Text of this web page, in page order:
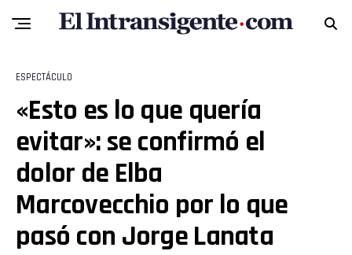
ESPECTÁCULO
«Esto es lo que quería
evitar»: se confirmó el
dolor de Elba
Marcovecchio por lo que
pasó con Jorge Lanata
Flipboard
Pinterest
Whatsapp